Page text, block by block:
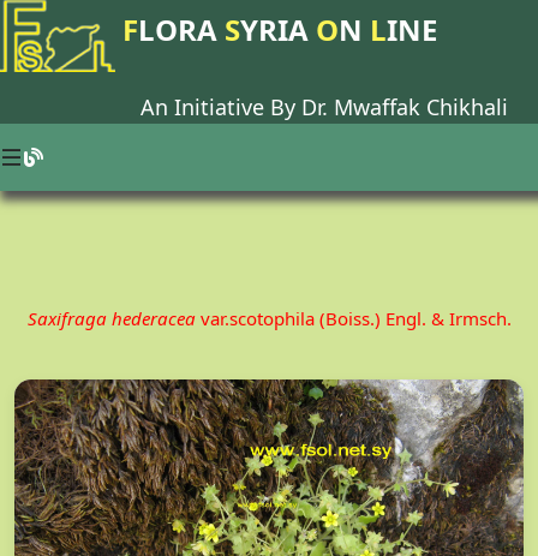
FLORA SYRIA ON LINE
An Initiative By Dr. Mwaffak Chikhali
Saxifraga hederacea var.scotophila (Boiss.) Engl. & Irmsch.